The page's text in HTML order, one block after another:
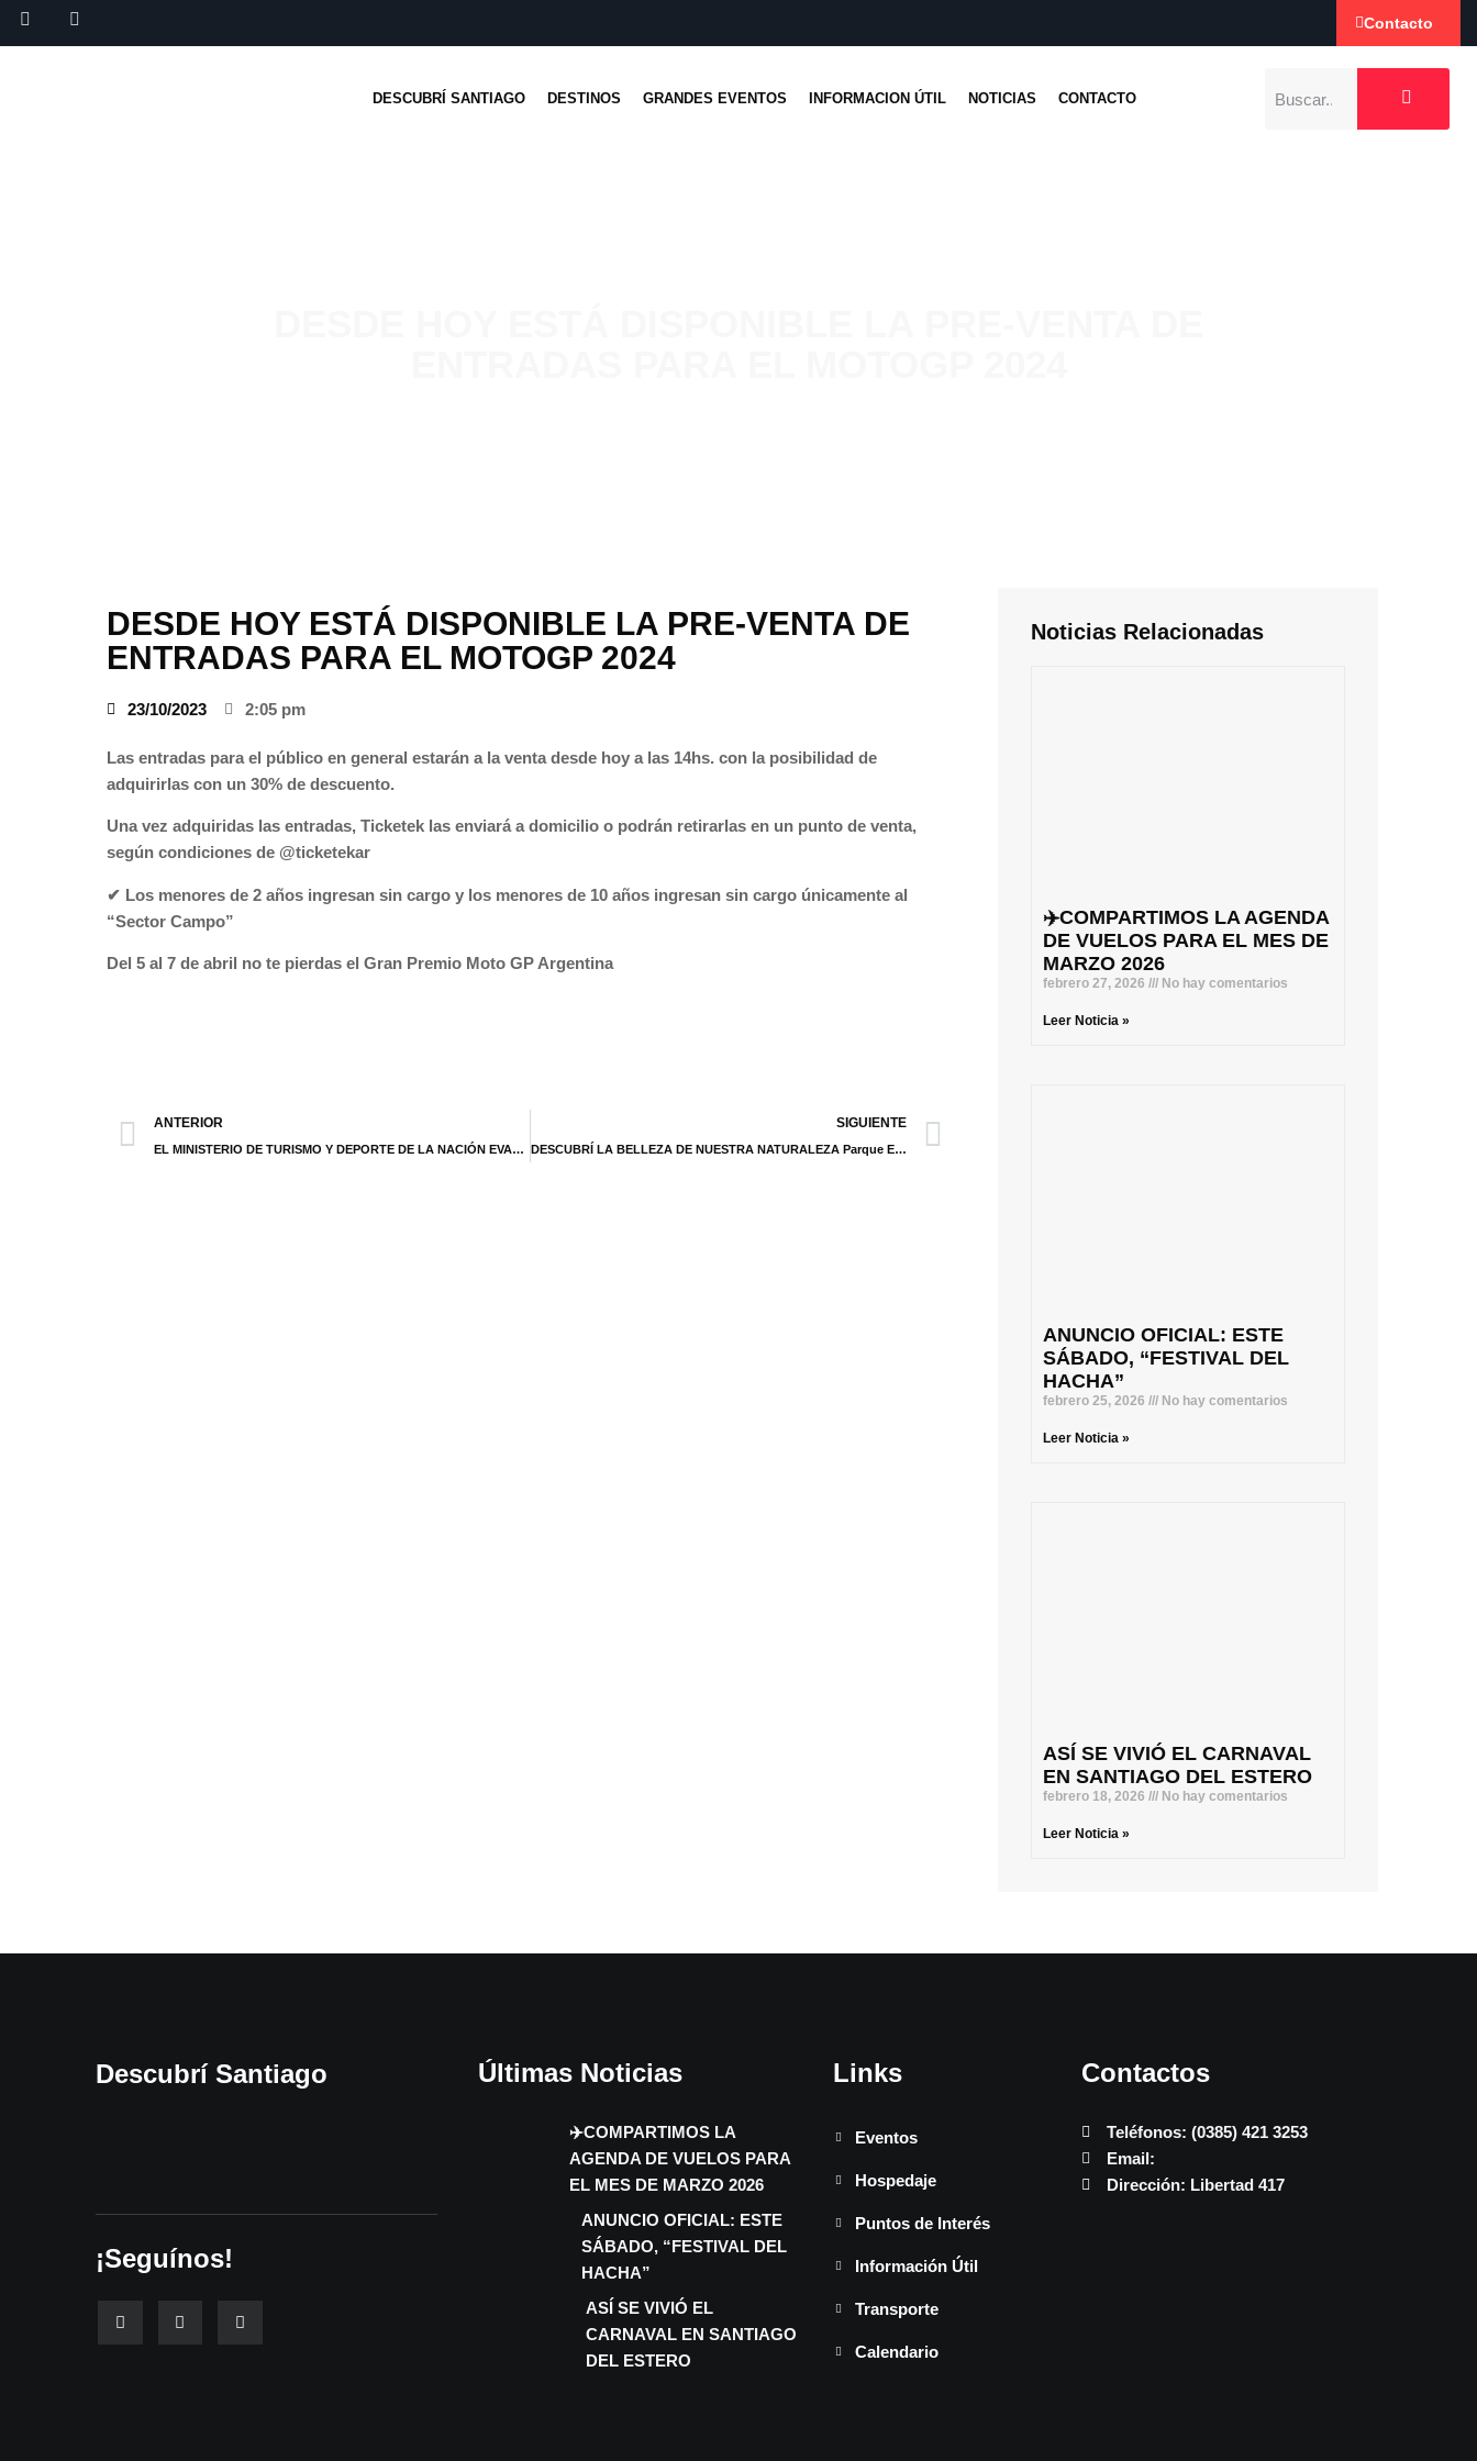
Contacto
DESCUBRÍ SANTIAGO DESTINOS GRANDES EVENTOS INFORMACION ÚTIL NOTICIAS CONTACTO
DESDE HOY ESTÁ DISPONIBLE LA PRE-VENTA DE
ENTRADAS PARA EL MOTOGP 2024
23/10/2023 2:05 pm
Las entradas para el público en general estarán a la venta desde hoy a las 14hs. con la posibilidad de
adquirirlas con un 30% de descuento.
Una vez adquiridas las entradas, Ticketek las enviará a domicilio o podrán retirarlas en un punto de venta,
según condiciones de @ticketekar
✔ Los menores de 2 años ingresan sin cargo y los menores de 10 años ingresan sin cargo únicamente al
“Sector Campo”
Del 5 al 7 de abril no te pierdas el Gran Premio Moto GP Argentina
ANTERIOR
EL MINISTERIO DE TURISMO Y DEPORTE DE LA NACIÓN EVALUÓ A INSTITUCIONES Y EMPRENDIMIENTOS PRIVADOS LOCALES
SIGUIENTE
DESCUBRÍ LA BELLEZA DE NUESTRA NATURALEZA Parque Ecológico de Santiago del Estero – Reserva Nativa Urbana «Ashpa Kausay»
Noticias Relacionadas
✈️COMPARTIMOS LA AGENDA
DE VUELOS PARA EL MES DE
MARZO 2026
febrero 27, 2026 No hay comentarios
Leer Noticia »
ANUNCIO OFICIAL: ESTE
SÁBADO, “FESTIVAL DEL
HACHA”
febrero 25, 2026 No hay comentarios
Leer Noticia »
ASÍ SE VIVIÓ EL CARNAVAL
EN SANTIAGO DEL ESTERO
febrero 18, 2026 No hay comentarios
Leer Noticia »
Descubrí Santiago
¡Seguínos!
Últimas Noticias
✈️COMPARTIMOS LA
AGENDA DE VUELOS PARA
EL MES DE MARZO 2026
ANUNCIO OFICIAL: ESTE
SÁBADO, “FESTIVAL DEL
HACHA”
ASÍ SE VIVIÓ EL
CARNAVAL EN SANTIAGO
DEL ESTERO
Links
Eventos
Hospedaje
Puntos de Interés
Información Útil
Transporte
Calendario
Contactos
Teléfonos: (0385) 421 3253
Email:
Dirección: Libertad 417